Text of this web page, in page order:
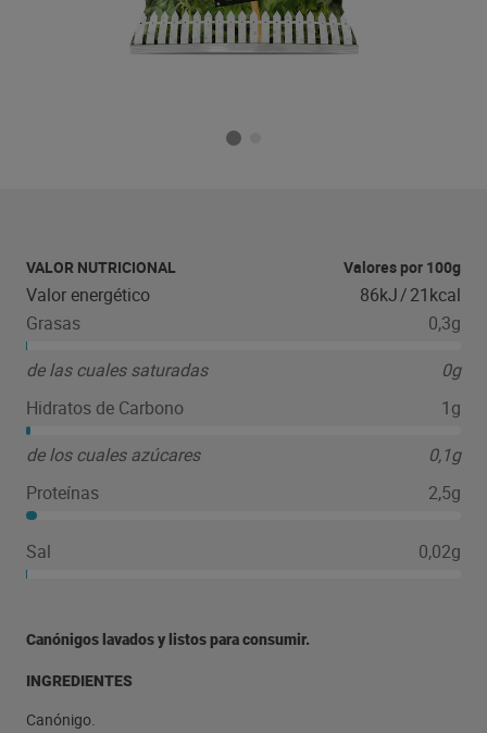
VALOR NUTRICIONAL Valores por 100g
Valor energético 86kJ/21kcal
Grasas
0,3g
de las cuales saturadas
0g
Hidratos de Carbono
1g
de los cuales azúcares
0,1g
Proteínas
2,5g
Sal 0,02g
Canónigos lavados y listos para consumir.
INGREDIENTES
Canónigo.